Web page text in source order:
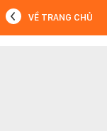
VỀ TRANG CHỦ